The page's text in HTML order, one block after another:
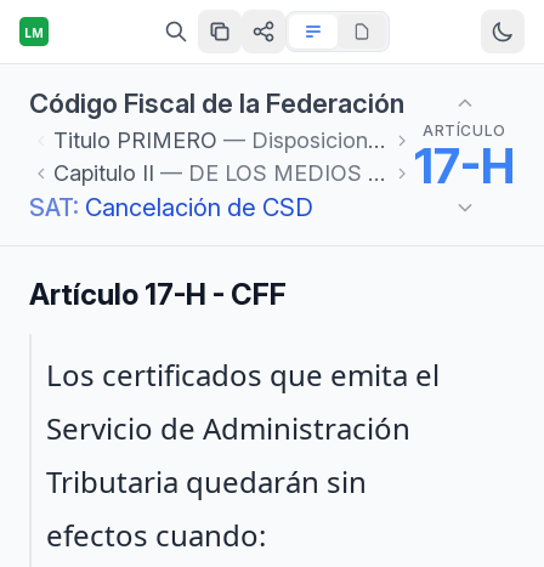
LM
Código Fiscal de la Federación
Titulo PRIMERO — Disposiciones Generales
Capitulo II — DE LOS MEDIOS ELECTRÓNICOS
SAT: Cancelación de CSD
ARTÍCULO
17-H
Artículo 17-H - CFF
Párrafo 1
Los certificados que emita el
Servicio de Administración
Tributaria quedarán sin
efectos cuando: